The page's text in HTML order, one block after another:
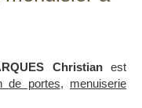
Christianest
de portes, menuiserie